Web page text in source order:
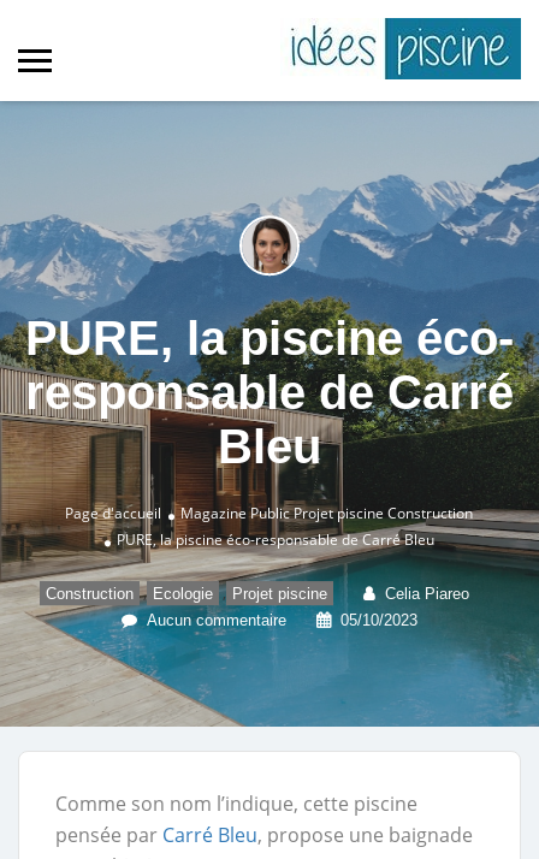
PURE, la piscine éco-
responsable de Carré
Bleu
Page d'accueil Magazine PublicProjet piscine Construction
PURE, la piscine éco-responsable de Carré Bleu
Construction , Ecologie , Projet piscine Celia Piareo
Aucun commentaire 05/10/2023
Comme son nom l’indique, cette piscine
pensée par Carré Bleu, propose une baignade